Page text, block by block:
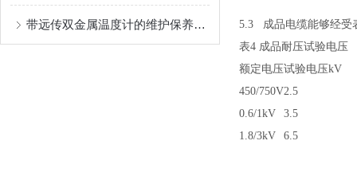
带远传双金属温度计的维护保养需要从多个方面入手 5.3
成品电缆能够经受
表4 成品耐压试验电压
额定电压试验电压kV
450/750V2.5
0.6/1kV
3.5
1.8/3kV
6.5